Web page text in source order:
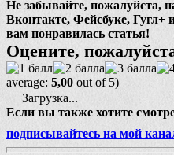
Не забывайте, пожалуйста,
Вконтакте, Фейсбуке, Гугл+
вам понравилась статья!
Оцените,
average: 5,00 out of 5)
Загрузка...
Если вы также хотите
подписывайтесь на мой